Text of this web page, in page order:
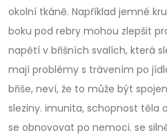
okolní tkáně. Například jemné
boku pod rebry mohou zlepšit
napětí v břišních svalích, která
mají problémy s trávením po
břiše, neví, že to může být
sleziny. imunita, schopnost těla
se obnovovat po nemoci. se